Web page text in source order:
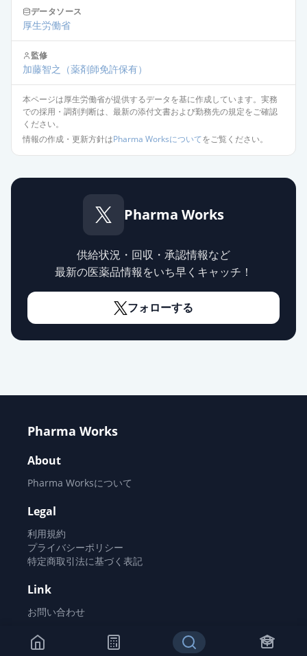
データソース
厚生労働省
監修
加藤智之 （薬剤師免許保有）
本ページは厚生労働省が提供するデータを基に作成しています。実務
での採用・調剤判断は、最新の添付文書および勤務先の規定をご確認
ください。
情報の作成・更新方針はPharma Worksについてをご覧ください。
Pharma Works
供給状況・回収・承認情報など
最新の医薬品情報をいち早くキャッチ！
フォローする
Pharma Works
About
Pharma Worksについて
Legal
利用規約
プライバシーポリシー
特定商取引法に基づく表記
Link
お問い合わせ
Pharma Works All rights reserved.